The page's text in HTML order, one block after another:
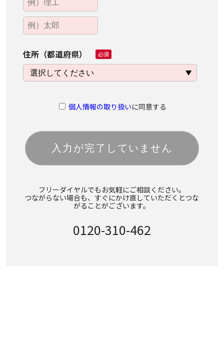
住所（都道府県） 必須
個人情報の取り扱いに同意する
フリーダイヤルでもお気軽にご相談ください。
つながらない場合も、すぐにかけ直していただくとつな
がることがございます。
0120-310-462